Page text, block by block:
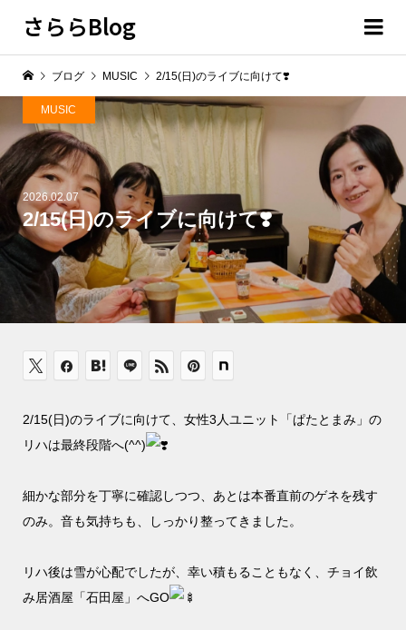
さららBlog
2026.02.07
2/15(日)のライブに向けて❣️
MUSIC
ブログ MUSIC 2/15(日)のライブに向けて❣️
2/15(日)のライブに向けて、女性3人ユニット「ぱたとまみ」の
リハは最終段階へ(^^)
細かな部分を丁寧に確認しつつ、あとは本番直前のゲネを残す
のみ。音も気持ちも、しっかり整ってきました。
リハ後は雪が心配でしたが、幸い積もることもなく、チョイ飲
み居酒屋「石田屋」へGO